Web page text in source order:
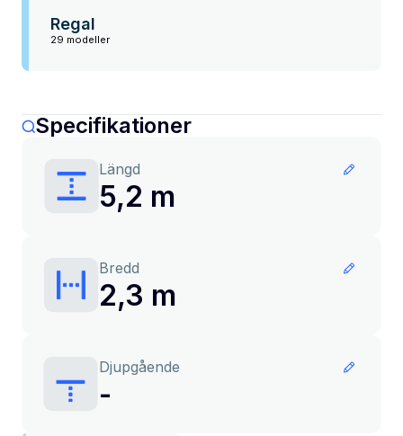
Regal
29 modeller
Specifikationer
Längd
5,2 m
Bredd
2,3 m
Djupgående
-